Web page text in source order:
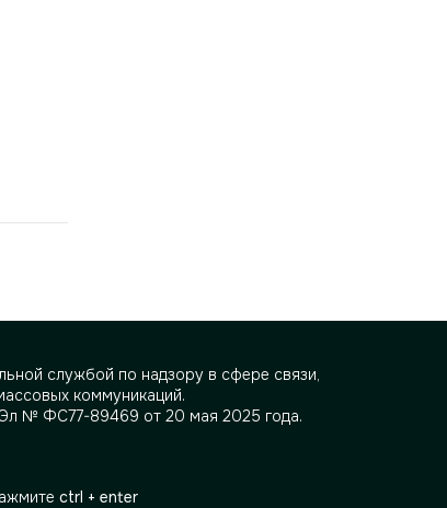
службой по надзору в сфере связи,
коммуникаций.
№ ФС77-89469 от 20 мая 2025 года.
ctrl + enter